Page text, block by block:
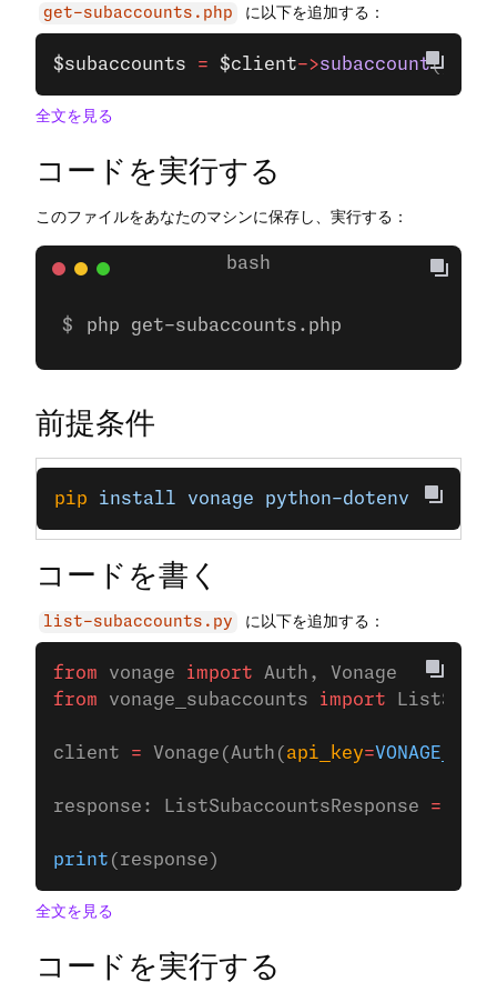
get-subaccounts.php に以下を追加する：
$subaccounts = $client->subaccount()
全文を見る
コードを実行する
このファイルをあなたのマシンに保存し、実行する：
php get-subaccounts.php
前提条件
pip install vonage python-dotenv
コードを書く
list-subaccounts.py に以下を追加する：
from vonage import Auth, Vonage
from vonage_subaccounts import
client = Vonage(Auth( api_key=
response: ListSubaccountsResponse =
print (response)
全文を見る
コードを実行する